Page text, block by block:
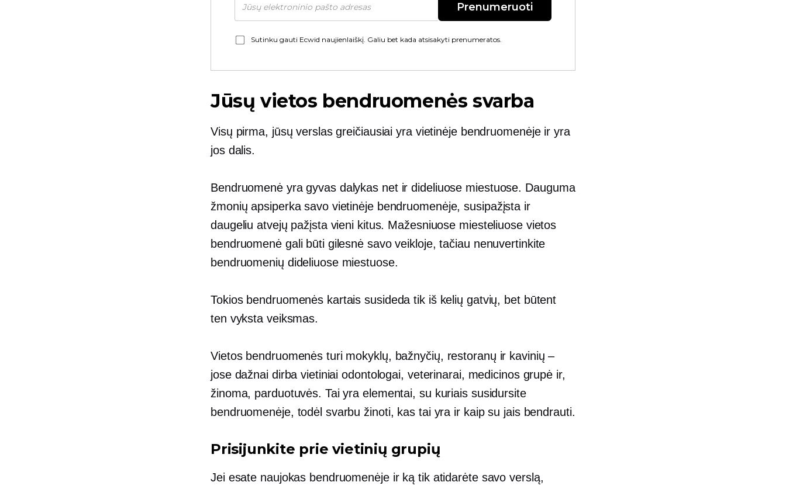
Prenumeruoti
Sutinku gauti Ecwid naujienlaiškį. Galiu bet kada atsisakyti prenumeratos.
Jūsų vietos bendruomenės svarba
Visų pirma, jūsų verslas greičiausiai yra vietinėje bendruomenėje ir yra
jos dalis.
Bendruomenė yra gyvas dalykas net ir dideliuose miestuose. Dauguma
žmonių apsiperka savo vietinėje bendruomenėje, susipažįsta ir
daugeliu atvejų pažįsta vieni kitus. Mažesniuose miesteliuose vietos
bendruomenė gali būti gilesnė savo veikloje, tačiau nenuvertinkite
bendruomenių dideliuose miestuose.
Tokios bendruomenės kartais susideda tik iš kelių gatvių, bet būtent
ten vyksta veiksmas.
Vietos bendruomenės turi mokyklų, bažnyčių, restoranų ir kavinių –
jose dažnai dirba vietiniai odontologai, veterinarai, medicinos grupė ir,
žinoma, parduotuvės. Tai yra elementai, su kuriais susidursite
bendruomenėje, todėl svarbu žinoti, kas tai yra ir kaip su jais bendrauti.
Prisijunkite prie vietinių grupių
Jei esate naujokas bendruomenėje ir ką tik atidarėte savo verslą,